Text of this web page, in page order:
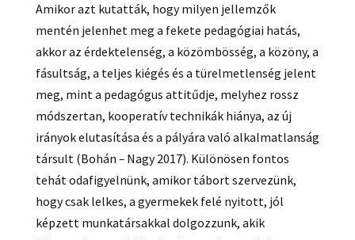
Amikor azt kutatták, hogy milyen jellemzők
mentén jelenhet meg a fekete pedagógiai hatás,
akkor az érdektelenség, a közömbösség, a közöny, a
fásultság, a teljes kiégés és a türelmetlenség jelent
meg, mint a pedagógus attitűdje, melyhez rossz
módszertan, kooperatív technikák hiánya, az új
irányok elutasítása és a pályára való alkalmatlanság
társult (Bohán –Nagy 2017). Különösen fontos
tehát odafigyelnünk, amikor tábort szervezünk,
hogy csak lelkes, a gyermekek felé nyitott, jól
képzett munkatársakkal dolgozzunk, akik